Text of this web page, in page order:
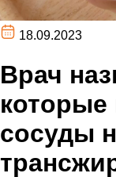
18.09.2023
Врач
сосуды